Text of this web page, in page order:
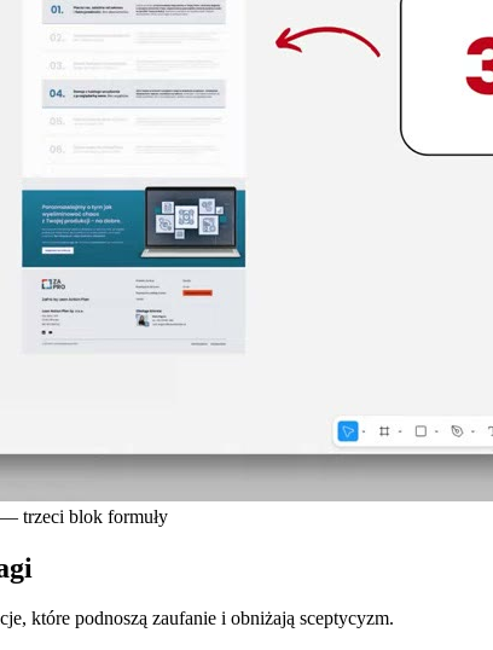
trzeci blok formuły
które podnoszą zaufanie i obniżają sceptycyzm.